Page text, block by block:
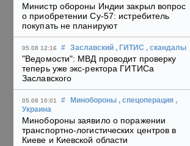
Министр обороны Индии закрыл вопрос
о приобретении Су-57: истребитель
покупать не планируют
05.08 12:16 # Заславский , ГИТИС , скандалы
"Ведомости": МВД проводит проверку
теперь уже экс-ректора ГИТИСа
Заславского
05.08 10:01 # Минобороны , спецоперация ,
Украина
Минобороны заявило о поражении
транспортно-логистических центров в
Киеве и Киевской области